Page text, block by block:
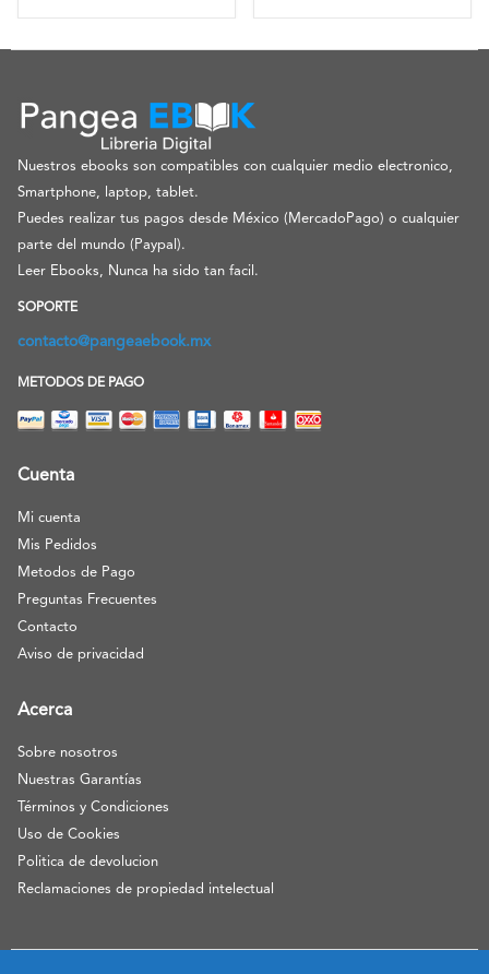
Nuestros ebooks son compatibles con cualquier medio electronico,
Smartphone, laptop, tablet.
Puedes realizar tus pagos desde México (MercadoPago) o cualquier
parte del mundo (Paypal).
Leer Ebooks, Nunca ha sido tan facil.
SOPORTE
contacto@pangeaebook.mx
METODOS DE PAGO
Cuenta
Mi cuenta
Mis Pedidos
Metodos de Pago
Preguntas Frecuentes
Contacto
Aviso de privacidad
Acerca
Sobre nosotros
Nuestras Garantías
Términos y Condiciones
Uso de Cookies
Politica de devolucion
Reclamaciones de propiedad intelectual